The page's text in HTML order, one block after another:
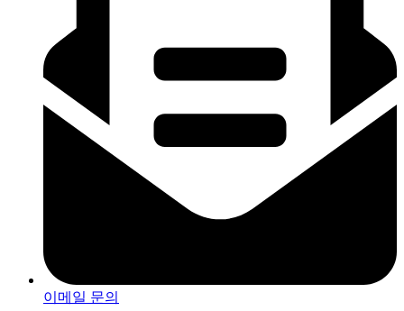
이메일 문의